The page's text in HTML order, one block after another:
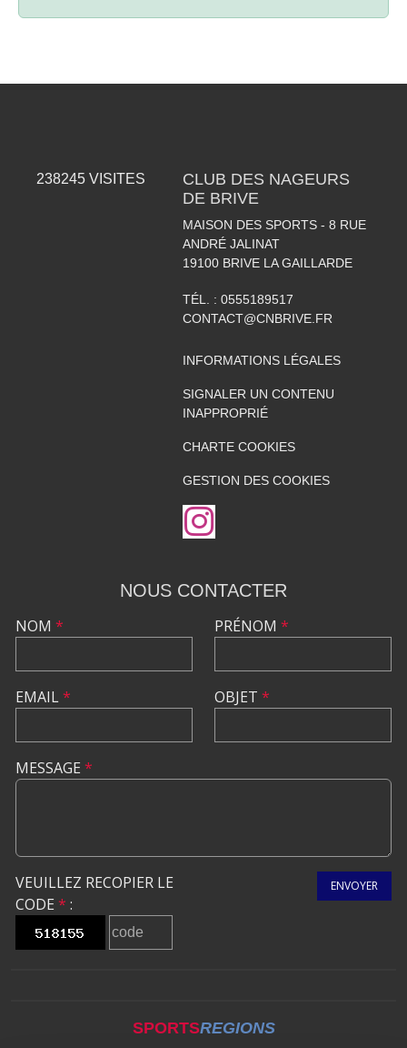
238245 VISITES
CLUB DES NAGEURS
DE BRIVE
MAISON DES SPORTS - 8 RUE
ANDRÉ JALINAT
19100 BRIVE LA GAILLARDE
TÉL. : 0555189517
CONTACT@CNBRIVE.FR
INFORMATIONS LÉGALES
SIGNALER UN CONTENU
INAPPROPRIÉ
CHARTE COOKIES
GESTION DES COOKIES
NOUS CONTACTER
NOM *
EMAIL*
PRÉNOM *
OBJET *
MESSAGE *
VEUILLEZ RECOPIER LE
CODE * :
ENVOYER
SPORTSREGIONS